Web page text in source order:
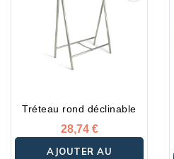
Tréteau rond déclinable
28,74 €
AJOUTER AU